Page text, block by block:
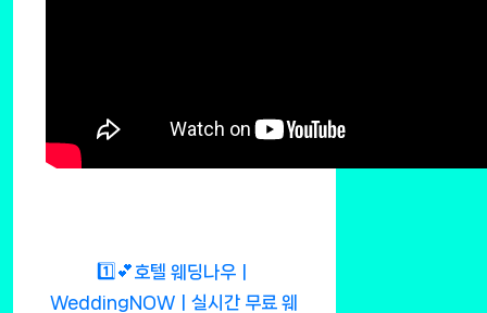
1️⃣💕호텔 웨딩나우ㅣ
WeddingNOWㅣ실시간 무료 웨